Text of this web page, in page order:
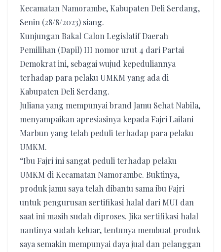
Kecamatan Namorambe, Kabupaten Deli Serdang,
Senin (28/8/2023) siang.
Kunjungan Bakal Calon Legislatif Daerah
Pemilihan (Dapil) III nomor urut 4 dari Partai
Demokrat ini, sebagai wujud kepeduliannya
terhadap para pelaku UMKM yang ada di
Kabupaten Deli Serdang.
Juliana yang mempunyai brand Jamu Sehat Nabila,
menyampaikan apresiasinya kepada Fajri Lailani
Marbun yang telah peduli terhadap para pelaku
UMKM.
“Ibu Fajri ini sangat peduli terhadap pelaku
UMKM di Kecamatan Namorambe. Buktinya,
produk jamu saya telah dibantu sama ibu Fajri
untuk pengurusan sertifikasi halal dari MUI dan
saat ini masih sudah diproses. Jika sertifikasi halal
nantinya sudah keluar, tentunya membuat produk
saya semakin mempunyai daya jual dan pelanggan